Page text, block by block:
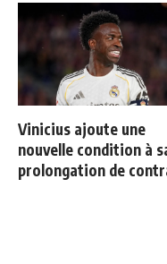
Vinicius ajoute une
nouvelle condition à
prolongation de